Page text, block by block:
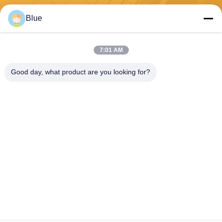
Blue
7:01 AM
Good day, what product are you looking for?